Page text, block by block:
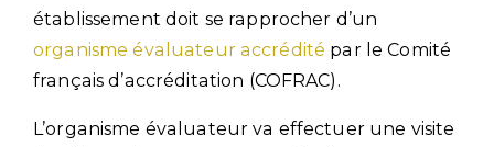
établissement doit se rapprocher d’un
organisme évaluateur accrédité par le Comité
français d’accréditation (COFRAC).
L’organisme évaluateur va effectuer une visite